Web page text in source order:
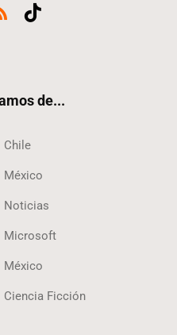
de...
Chile
México
Noticias
Microsoft
México
Ciencia Ficción